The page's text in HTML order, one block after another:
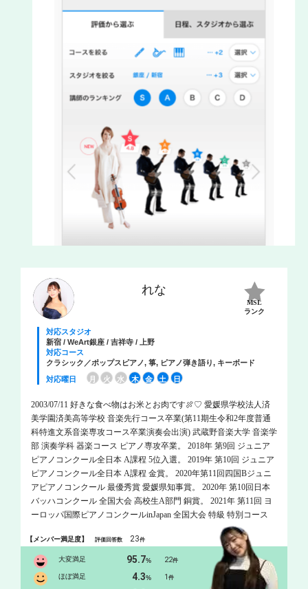
れな
MSL
ランク
対応スタジオ
新宿 / WeArt銀座 / 吉祥寺 / 上野
対応コース
クラシック／ポップスピアノ, 箏, ピアノ弾き語り, キーボード
対応曜日
月 火 水 木 金 土 日
2003/07/11 好きな食べ物はお米とお肉です🍖♡ 愛媛県学校法人済
美学園済美高等学校 音楽先行コース卒業(第11期生令和2年度普通
科特進文系音楽専攻コース卒業演奏会出演) 武蔵野音楽大学 音楽学
部 演奏学科 器楽コース ピアノ専攻卒業。 2018年 第9回 ジュニア
ピアノコンクール全日本 A課程 5位入選。 2019年 第10回 ジュニア
ピアノコンクール全日本 A課程 金賞。 2020年第11回四国Bジュニ
アピアノコンクール 最優秀賞 愛媛県知事賞。 2020年 第10回日本
バッハコンクール 全国大会 高校生A部門 銅賞。 2021年 第11回 ヨ
ーロッパ国際ピアノコンクールinJapan 全国大会 特級 特別コース
高校生の部 銅賞 (金賞該当者なし)。 2023年度 武蔵野音楽大学 器
楽コース ピアノ専攻 選抜学生コンサート 出演。 2024年度 武蔵野
音楽大学 器楽コース ピアノ専攻 選抜学生コンサート 出演。 これ
までにピアノを松前あすか、井上祐子、出角知子、松本和将、服
部 真紀子、ケマル・ゲキチ、ミーシャ・ダチッチ、ヴィレム・ブ
【メンバー満足度】評価回答数 23件
大変満足 95.7% 22件
ほぼ満足 4.3% 1件